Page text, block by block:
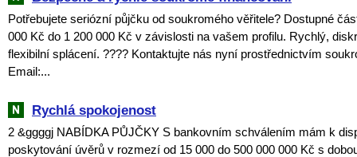
Potřebujete seriózní půjčku od soukromého věřitele? Dostupné
000 Kč do 1 200 000 Kč v závislosti na vašem profilu. Rychlý,
flexibilní splácení. ???? Kontaktujte nás nyní prostřednictvím
Email:...
Rychlá spokojenost
2 &ggggj NABÍDKA PŮJČKY S bankovním schválením mám k
poskytování úvěrů v rozmezí od 15 000 do 500 000 000 Kč s